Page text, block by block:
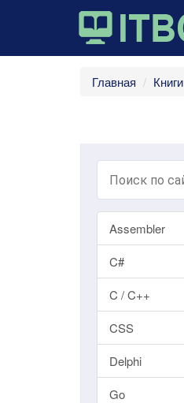
Главная Книги
Assembler
C#
C / C++
CSS
Delphi
Go